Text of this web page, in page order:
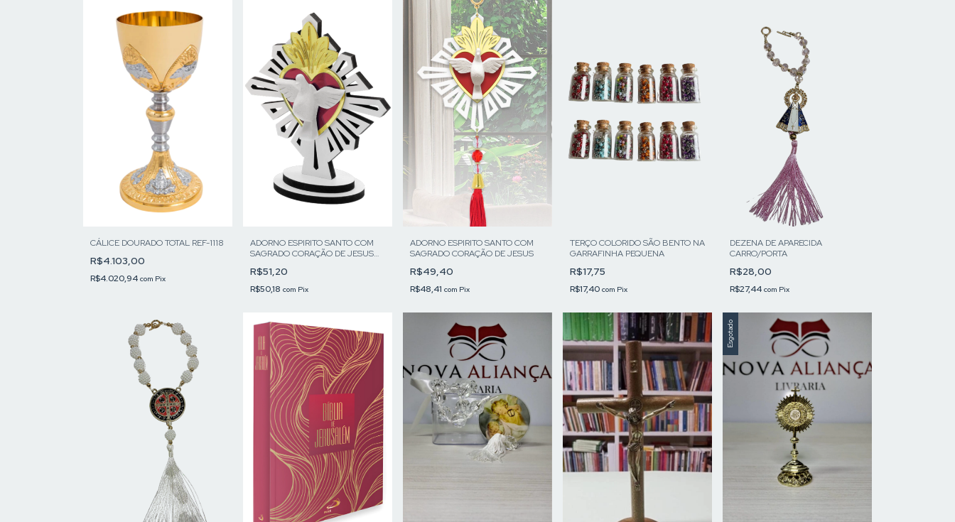
CÁLICE DOURADO TOTAL REF-1118
R$4.103,00
R$4.020,94 com Pix
ADORNO ESPIRITO SANTO COM
SAGRADO CORAÇÃO DE JESUS
R$51,20
R$50,18 com Pix
ADORNO ESPIRITO SANTO COM
SAGRADO CORAÇÃO DE JESUS
R$49,40
R$48,41 com Pix
TERÇO COLORIDO SÃO BENTO NA
GARRAFINHA PEQUENA
R$17,75
R$17,40 com Pix
DEZENA DE APARECIDA
CARRO/PORTA
R$28,00
R$27,44 com Pix
Esgotado